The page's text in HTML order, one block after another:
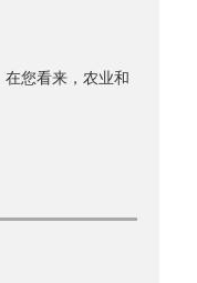
您看来，农业和